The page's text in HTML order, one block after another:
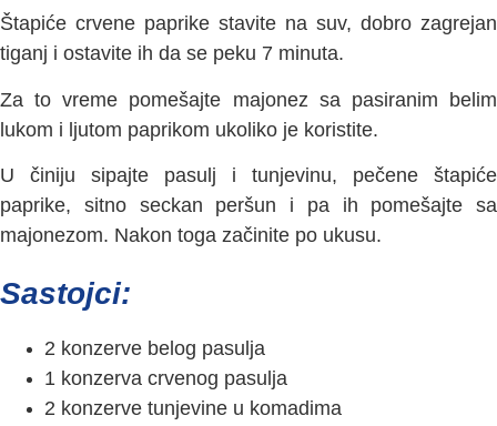
Štapiće crvene paprike stavite na suv, dobro zagrejan
tiganj i ostavite ih da se peku 7 minuta.
Za to vreme pomešajte majonez sa pasiranim belim
lukom i ljutom paprikom ukoliko je koristite.
U činiju sipajte pasulj i tunjevinu, pečene štapiće
paprike, sitno seckan peršun i pa ih pomešajte sa
majonezom. Nakon toga začinite po ukusu.
Sastojci:
2 konzerve belog pasulja
1 konzerva crvenog pasulja
2 konzerve tunjevine u komadima